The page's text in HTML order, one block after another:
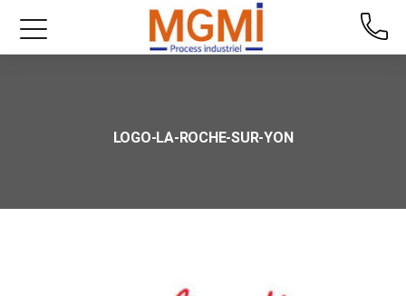
LOGO-LA-ROCHE-SUR-YON